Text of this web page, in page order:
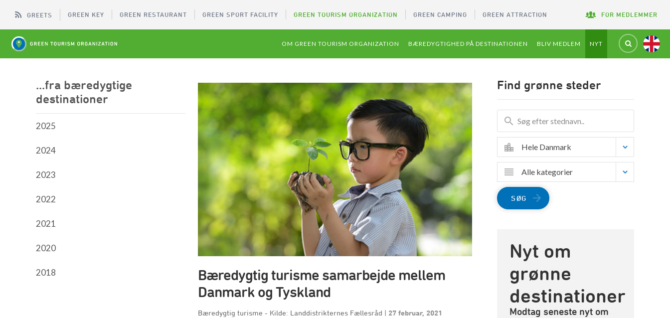
GREETS GREEN KEY GREEN RESTAURANT GREEN SPORT FACILITY GREEN TOURISM ORGANIZATION GREEN CAMPING GREEN ATTRACTION FOR MEDLEMMER
OM GREEN TOURISM ORGANIZATION BÆREDYGTIGHED PÅ DESTINATIONEN BLIV MEDLEM NYT
...fra bæredygtige
destinationer
2025
2024
2023
2022
2021
2020
2018
Bæredygtig turisme samarbejde mellem
Danmark og Tyskland
Bæredygtig turisme - Kilde: Landdistrikternes Fællesråd | 27 februar, 2021
Find grønne steder
Hele Danmark
Alle kategorier
SØG
Nyt om
grønne
destinationer
Modtag seneste nyt om